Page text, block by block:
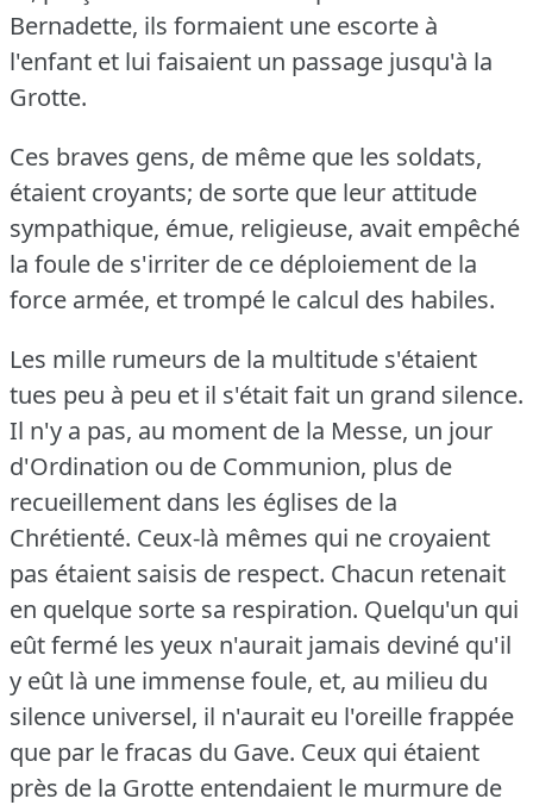
Bernadette, ils formaient une escorte à
l'enfant et lui faisaient un passage jusqu'à la
Grotte.
Ces braves gens, de même que les soldats,
étaient croyants; de sorte que leur attitude
sympathique, émue, religieuse, avait empêché
la foule de s'irriter de ce déploiement de la
force armée, et trompé le calcul des habiles.
Les mille rumeurs de la multitude s'étaient
tues peu à peu et il s'était fait un grand silence.
Il n'y a pas, au moment de la Messe, un jour
d'Ordination ou de Communion, plus de
recueillement dans les églises de la
Chrétienté. Ceux-là mêmes qui ne croyaient
pas étaient saisis de respect. Chacun retenait
en quelque sorte sa respiration. Quelqu'un qui
eût fermé les yeux n'aurait jamais deviné qu'il
y eût là une immense foule, et, au milieu du
silence universel, il n'aurait eu l'oreille frappée
que par le fracas du Gave. Ceux qui étaient
près de la Grotte entendaient le murmure de